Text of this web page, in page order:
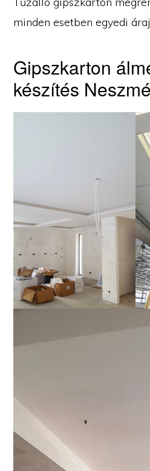
minden esetben egyedi
Gipszkarton
készítés